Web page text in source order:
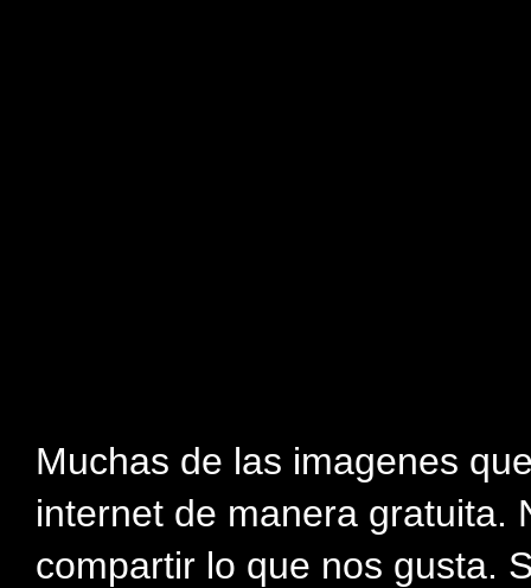
Muchas de las imagenes
internet de manera gratuita.
compartir lo que nos gusta.